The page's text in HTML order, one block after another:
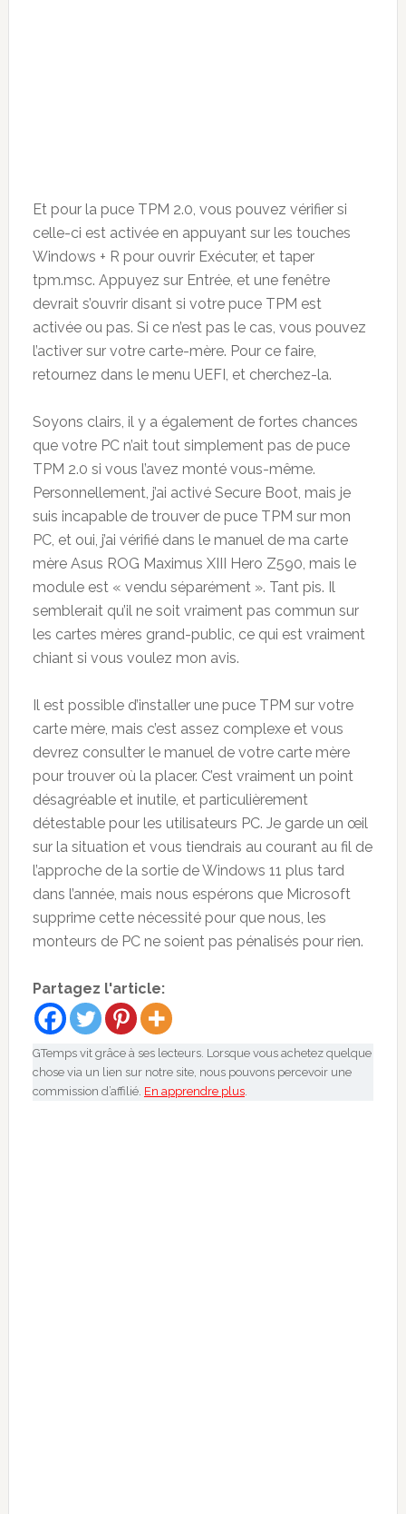
Et pour la puce TPM 2.0, vous pouvez vérifier si
celle-ci est activée en appuyant sur les touches
Windows + R pour ouvrir Exécuter, et taper
tpm.msc. Appuyez sur Entrée, et une fenêtre
devrait s’ouvrir disant si votre puce TPM est
activée ou pas. Si ce n’est pas le cas, vous pouvez
l’activer sur votre carte-mère. Pour ce faire,
retournez dans le menu UEFI, et cherchez-la.
Soyons clairs, il y a également de fortes chances
que votre PC n’ait tout simplement pas de puce
TPM 2.0 si vous l’avez monté vous-même.
Personnellement, j’ai activé Secure Boot, mais je
suis incapable de trouver de puce TPM sur mon
PC, et oui, j’ai vérifié dans le manuel de ma carte
mère Asus ROG Maximus XIII Hero Z590, mais le
module est « vendu séparément ». Tant pis. Il
semblerait qu’il ne soit vraiment pas commun sur
les cartes mères grand-public, ce qui est vraiment
chiant si vous voulez mon avis.
Il est possible d’installer une puce TPM sur votre
carte mère, mais c’est assez complexe et vous
devrez consulter le manuel de votre carte mère
pour trouver où la placer. C’est vraiment un point
désagréable et inutile, et particulièrement
détestable pour les utilisateurs PC. Je garde un œil
sur la situation et vous tiendrais au courant au fil de
l’approche de la sortie de Windows 11 plus tard
dans l’année, mais nous espérons que Microsoft
supprime cette nécessité pour que nous, les
monteurs de PC ne soient pas pénalisés pour rien.
Partagez l'article:
GTemps vit grâce à ses lecteurs. Lorsque vous achetez quelque
chose via un lien sur notre site, nous pouvons percevoir une
commission d’affilié. En apprendre plus.